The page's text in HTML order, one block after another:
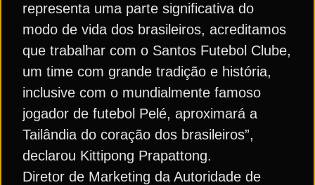
representa uma parte significativa do
modo de vida dos brasileiros, acreditamos
que trabalhar com o Santos Futebol Clube,
um time com grande tradição e história,
inclusive com o mundialmente famoso
jogador de futebol Pelé, aproximará a
Tailândia do coração dos brasileiros”,
declarou Kittipong Prapattong.
Diretor de Marketing da Autoridade de